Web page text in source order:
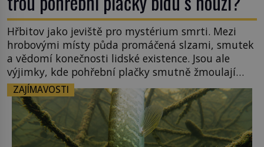
Hřbitov jako jeviště pro mystérium smrti. Mezi
hrobovými místy půda promáčená slzami, smutek
a vědomí konečnosti lidské existence. Jsou ale
výjimky, kde pohřební plačky smutně žmoulají
kapesníky nikoli při smutečním obřadu, ale při
pohledu na výši vyměřené podpory
v nezaměstnanosti. Kam vás pozveme? Unikátní
hřbitov, který si vysloužil název „Veselý“, najdeme
v rumunské vesnici Sapanta, nedaleko hranic […]
ZAJÍMAVOSTI